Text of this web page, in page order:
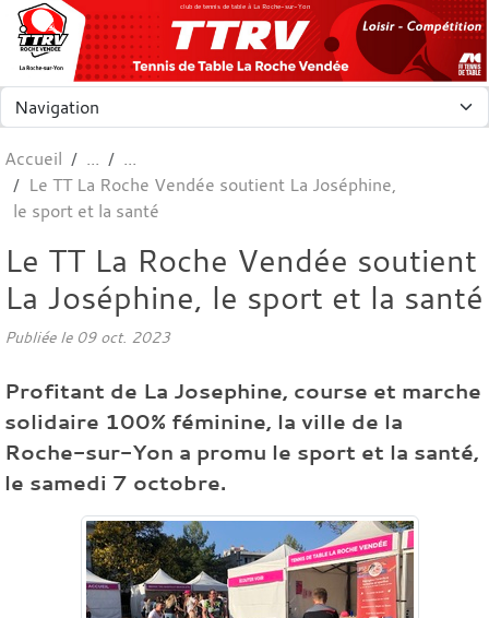
club de tennis de table à La Roche-sur-Yon
Accueil
Le TT La Roche Vendée soutient La Joséphine,
le sport et la santé
Le TT La Roche Vendée soutient
La Joséphine, le sport et la santé
Publiée le 09 oct. 2023
Profitant de La Josephine, course et marche
solidaire 100% féminine, la ville de la
Roche-sur-Yon a promu le sport et la santé,
le samedi 7 octobre.
Panneau de gestion des cookies